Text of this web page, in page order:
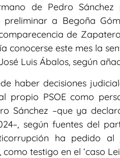
de Pedro
a Begoña
de
conocerse este mes la
Luis Ábalos, según
haber decisiones
propio PSOE como
Sánchez –que ya
según fuentes del
ha pedido
testigo en el ‘caso